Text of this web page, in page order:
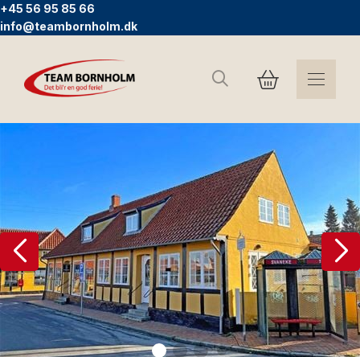
+45 56 95 85 66
info@teambornholm.dk
Søg